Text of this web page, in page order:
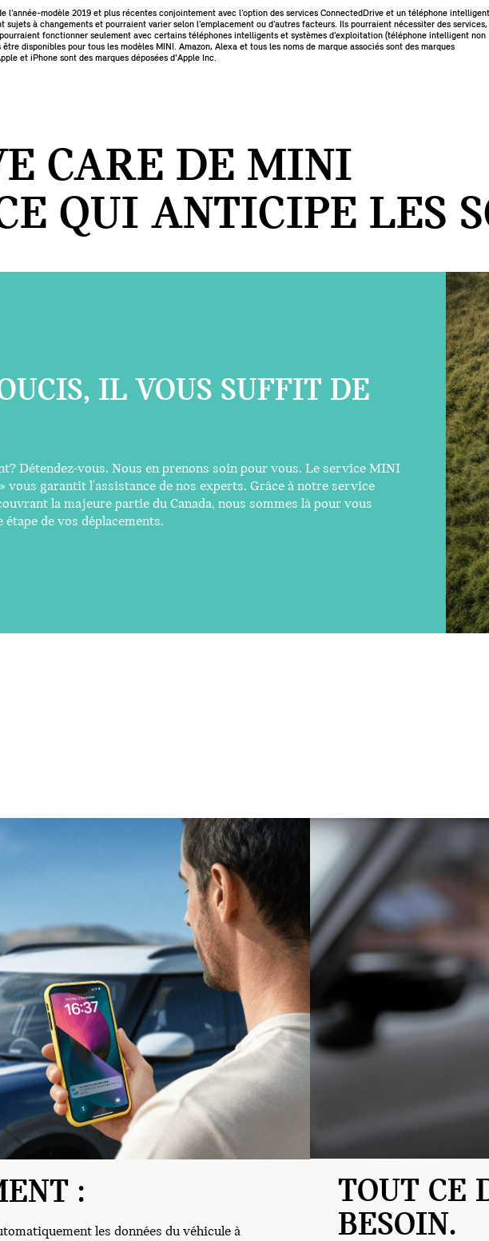
l’année-modèle 2019 et plus récentes conjointement avec l’option des services ConnectedDrive et un téléphone intelligent
à changements et pourraient varier selon l’emplacement ou d’autres facteurs. Ils pourraient nécessiter des services,
fonctionner seulement avec certains téléphones intelligents et systèmes d’exploitation (téléphone intelligent non
disponibles pour tous les modèles MINI. Amazon, Alexa et tous les noms de marque associés sont des marques
et iPhone sont des marques déposées d'Apple Inc.
CARE DE MINI
QUI ANTICIPE LES
RAPIDES.
appel ou d'un clic pour obtenir de l'aide. Nos experts peuvent vous
ou nous vous mettrons en contact avec le concessionnaire MINI le plus
professionnels et prêts à vous remettre sur la route.
:
les données du véhicule à
TOUT CE
BESOIN.